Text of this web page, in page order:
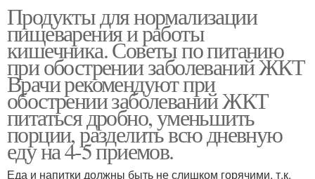
микрофлоры
нормализации
Продукты для нормализации
пищеварения и работы
кишечника. Советы по питанию
при обострении заболеваний ЖКТ
Врачи рекомендуют при
обострении заболеваний ЖКТ
питаться дробно, уменьшить
порции, разделить всю дневную
еду на 4-5 приемов.
Еда и напитки должны быть не слишком горячими, т.к.